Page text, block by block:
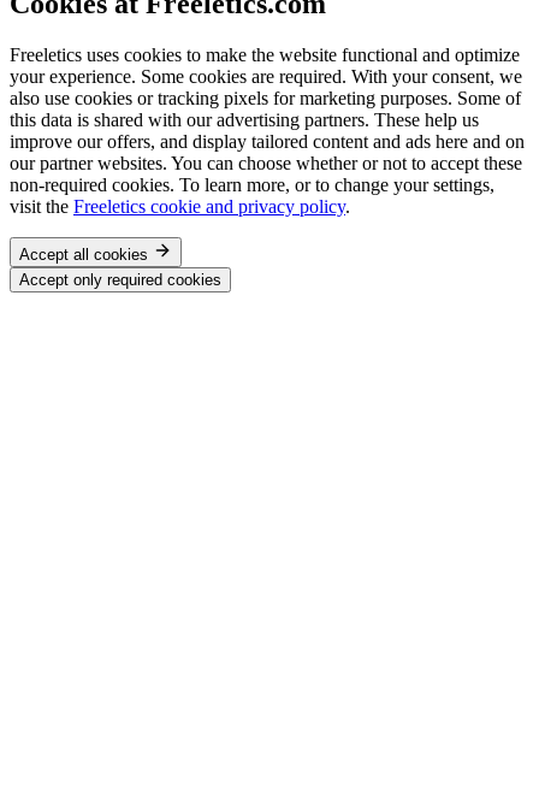
Freeletics uses cookies to make the website functional and optimize
your experience. Some cookies are required. With your consent, we
also use cookies or tracking pixels for marketing purposes. Some of
this data is shared with our advertising partners. These help us
improve our offers, and display tailored content and ads here and on
our partner websites. You can choose whether or not to accept these
non-required cookies. To learn more, or to change your settings,
visit the Freeletics cookie and privacy policy.
Accept all cookies
Accept only required cookies